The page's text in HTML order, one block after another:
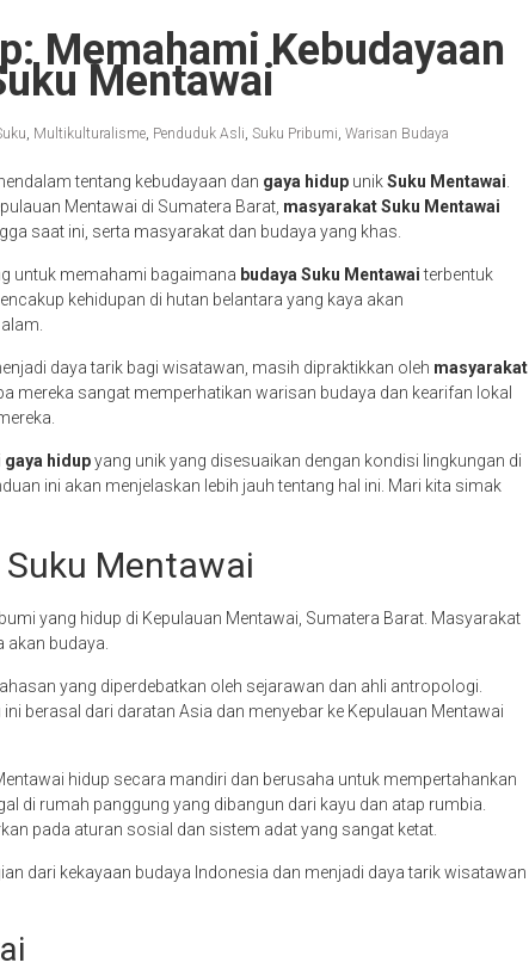
Memahami Kebudayaan
Mentawai
, Multikulturalisme, Penduduk Asli, Suku Pribumi, Warisan Budaya
tentang kebudayaan dan gaya hidup unikSuku Mentawai
Mentawai di Sumatera Barat, masyarakat Suku Mentawai
saat ini, serta masyarakat dan budaya yang khas.
untuk memahami bagaimana budaya Suku Mentawaiterbentuk
kehidupan di hutan belantara yang kaya akan
daya tarik bagi wisatawan, masih dipraktikkan oleh masyarakat
mereka sangat memperhatikan warisan budaya dan kearifan lokal
gaya hidupyang unik yang disesuaikan dengan kondisi lingkungan di
ini akan menjelaskan lebih jauh tentang hal ini. Mari kita simak
Mentawai
yang hidup di Kepulauan Mentawai, Sumatera Barat. Masyarakat
akan budaya.
yang diperdebatkan oleh sejarawan dan ahli antropologi.
berasal dari daratan Asia dan menyebar ke Kepulauan Mentawai
hidup secara mandiri dan berusaha untuk mempertahankan
di rumah panggung yang dibangun dari kayu dan atap rumbia.
pada aturan sosial dan sistem adat yang sangat ketat.
dari kekayaan budaya Indonesia dan menjadi daya tarik wisatawan